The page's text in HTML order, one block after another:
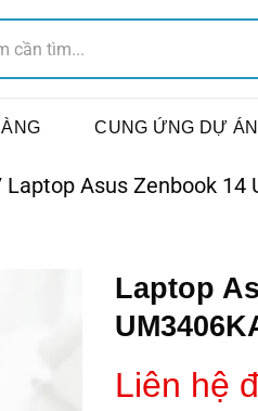
CUNG ỨNG DỰ ÁN
Laptop Asus Zenbook 14
Laptop
Liên hệ